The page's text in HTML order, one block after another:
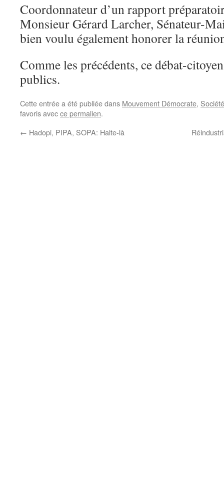
Coordonnateur d’un rapport
Monsieur Gérard Larcher, Sénateur-
bien voulu également honorer la
Comme les précédents, ce débat-
publics.
Cette entrée a été publiée dans Mouvement Démocrate, Société
favoris avecce permalien.
← Hadopi, PIPA, SOPA: Halte-là